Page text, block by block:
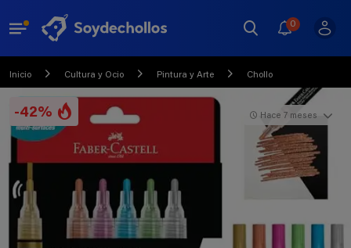
0
Inicio Cultura y Ocio Pintura y Arte Chollo
-42% Hace 7 meses